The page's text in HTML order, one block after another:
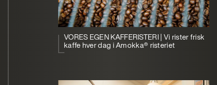
VORES EGEN KAFFERISTERI | Vi rister frisk
kaffe hver dag i Amokka® risteriet